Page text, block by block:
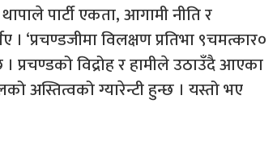
पार्टी एकता, आगामी नीति र
‘प्रचण्डजीमा विलक्षण प्रतिभा ९चमत्कार०
विद्रोह र हामीले उठाउँदै आएका
अस्तित्वको ग्यारेन्टी हुन्छ । यस्तो भए